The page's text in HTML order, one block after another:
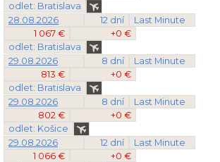
odlet: Bratislava
28.08.2026
12 dní
Last Minute
1 067 €
+0 €
odlet: Bratislava
29.08.2026
8 dní
Last Minute
813 €
+0 €
odlet: Bratislava
29.08.2026
8 dní
Last Minute
802 €
+0 €
odlet: Košice
29.08.2026
12 dní
Last Minute
1 066 €
+0 €